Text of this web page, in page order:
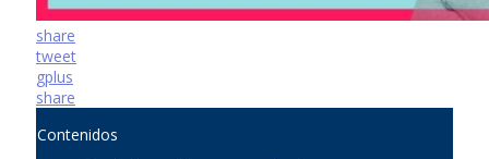
share
tweet
gplus
share
Contenidos